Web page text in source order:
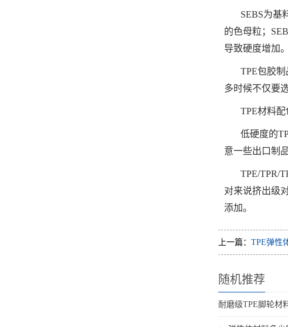
SEBS为基
的色母粒；
导致硬度增加。
TPE包胶
多时候不仅要
TPE材料
低硬度的
意一些出口制
TPE/TPR/
对来说挤出级
添加。
上一篇： TPE弹性
随机推荐
耐磨级TPE脚轮材